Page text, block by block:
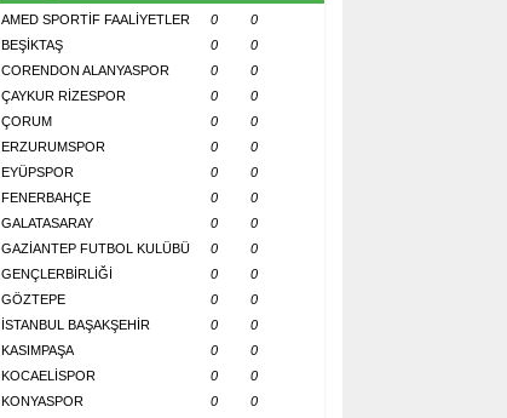
AMED SPORTİF FAALİYETLER 0
0
BEŞİKTAŞ 0
0
CORENDON ALANYASPOR 0
0
ÇAYKUR RİZESPOR 0
0
ÇORUM 0
0
ERZURUMSPOR 0
0
EYÜPSPOR 0
0
FENERBAHÇE 0
0
GALATASARAY 0
0
GAZİANTEP FUTBOL KULÜBÜ 0
0
GENÇLERBİRLİĞİ 0
0
GÖZTEPE 0
0
İSTANBUL BAŞAKŞEHİR 0
0
KASIMPAŞA 0
0
KOCAELİSPOR 0
0
KONYASPOR 0
0